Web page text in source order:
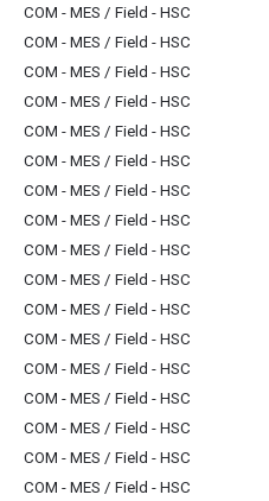
COM - MES / Field - HSC
COM - MES / Field - HSC
COM - MES / Field - HSC
COM - MES / Field - HSC
COM - MES / Field - HSC
COM - MES / Field - HSC
COM - MES / Field - HSC
COM - MES / Field - HSC
COM - MES / Field - HSC
COM - MES / Field - HSC
COM - MES / Field - HSC
COM - MES / Field - HSC
COM - MES / Field - HSC
COM - MES / Field - HSC
COM - MES / Field - HSC
COM - MES / Field - HSC
COM - MES / Field - HSC